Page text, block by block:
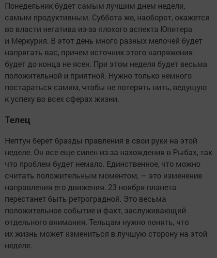
Понедельник будет самым лучшим днем недели,
самым продуктивным. Суббота же, наоборот, окажется
во власти негатива из-за плохого аспекта Юпитера
и Меркурия. В этот день много разных мелочей будет
напрягать вас, причем источник этого напряжения
будет до конца не ясен. При этом неделя будет весьма
положительной и приятной. Нужно только немного
постараться самим, чтобы не потерять нить, ведущую
к успеху во всех сферах жизни.
Телец
Нептун берет бразды правления в свои руки на этой
неделе. Он все еще силен из-за нахождения в Рыбах, так
что проблем будет немало. Единственное, что можно
считать положительным моментом, — это изменение
направления его движения. 23 ноября планета
перестанет быть ретроградной. Это весьма
положительное событие и факт, заслуживающий
отдельного внимания. Тельцам нужно понять, что
их жизнь может измениться в лучшую сторону на этой
неделе.